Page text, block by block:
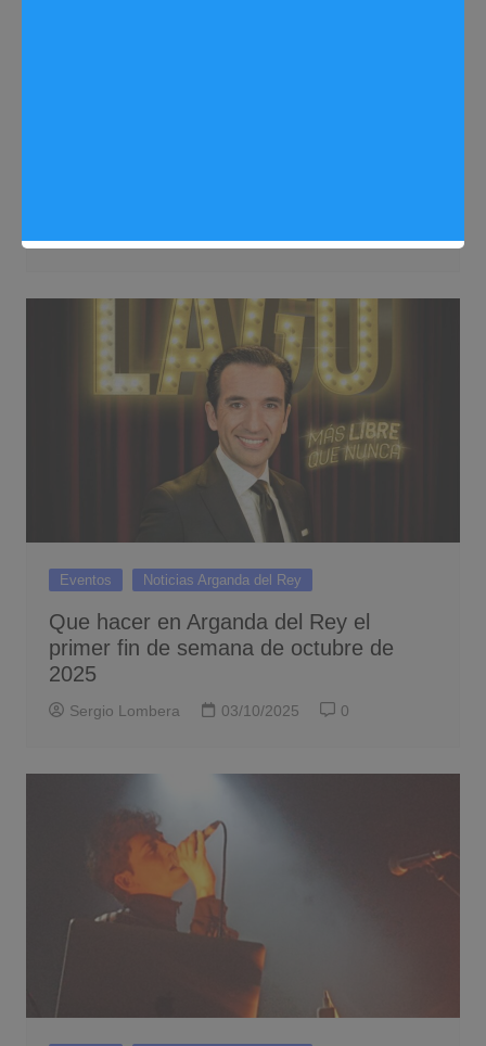
Eventos Noticias Arganda del Rey
Que hacer en Arganda del Rey el
primer fin de semana de octubre de
2025
Sergio Lombera 03/10/2025 0